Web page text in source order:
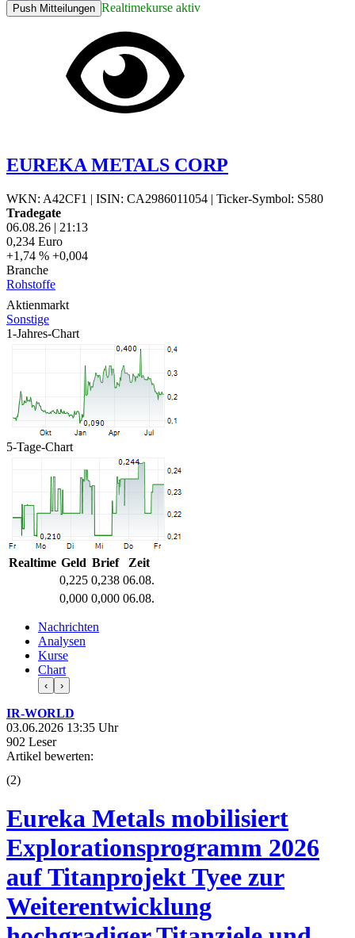
Push Mitteilungen Realtimekurse aktiv
EUREKA METALS CORP
WKN: A42CF1 | ISIN: CA2986011054 | Ticker-Symbol: S580
Tradegate
06.08.26 | 21:13
0,234 Euro
+1,74 % +0,004
Branche
Rohstoffe
Aktienmarkt
Sonstige
1-Jahres-Chart
5-Tage-Chart
Realtime Geld Brief
Zeit
0,225 0,238 06.08.
0,000 0,000 06.08.
Nachrichten
Analysen
Kurse
Chart
‹ ›
IR-WORLD
03.06.2026 13:35 Uhr
902 Leser
Artikel bewerten:
(2)
Eureka Metals mobilisiert
Explorationsprogramm 2026
auf Titanprojekt Tyee zur
Weiterentwicklung